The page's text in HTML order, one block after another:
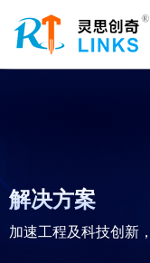
解决方案
加速工程及科技创新